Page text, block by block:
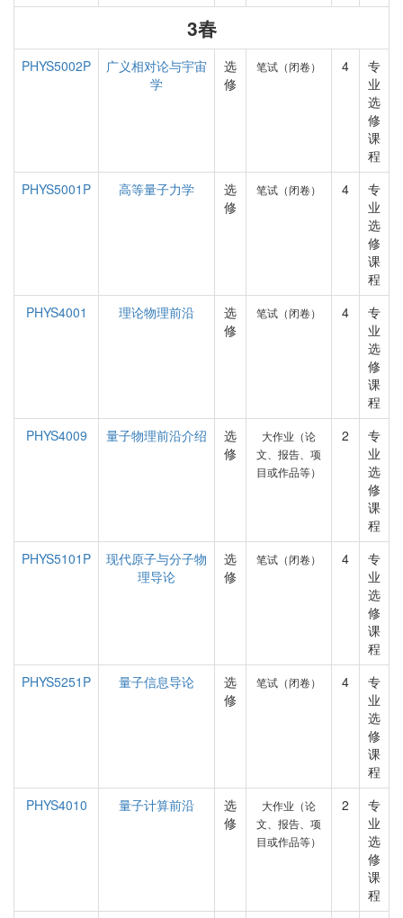
3春
PHYS5002P
广义相对论与宇宙
学
选
修
笔试（闭卷） 4
专
业
选
修
课
程
PHYS5001P
高等量子力学
选
修
笔试（闭卷） 4
专
业
选
修
课
程
PHYS4001
理论物理前沿
选
修
笔试（闭卷） 4
专
业
选
修
课
程
PHYS4009
量子物理前沿介绍
选
修
大作业（论
文、报告、项
目或作品等）
2
专
业
选
修
课
程
PHYS5101P
现代原子与分子物
理导论
选
修
笔试（闭卷） 4
专
业
选
修
课
程
PHYS5251P
量子信息导论
选
修
笔试（闭卷） 4
专
业
选
修
课
程
PHYS4010
量子计算前沿
选
修
大作业（论
文、报告、项
目或作品等）
2
专
业
选
修
课
程